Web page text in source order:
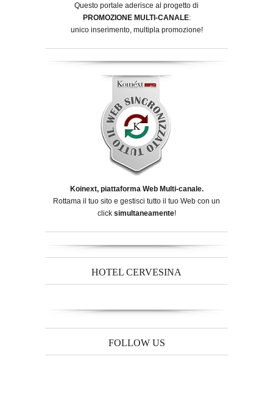
Questo portale aderisce al progetto di
PROMOZIONE MULTI-CANALE:
unico inserimento, multipla promozione!
Koinext, piattaforma Web Multi-canale.
Rottama il tuo sito e gestisci tutto il tuo Web con un
click simultaneamente!
HOTEL CERVESINA
FOLLOW US